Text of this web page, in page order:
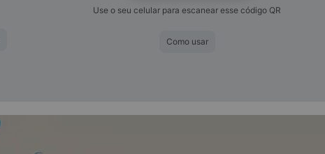
Use o seu celular para escanear esse código QR
Como usar